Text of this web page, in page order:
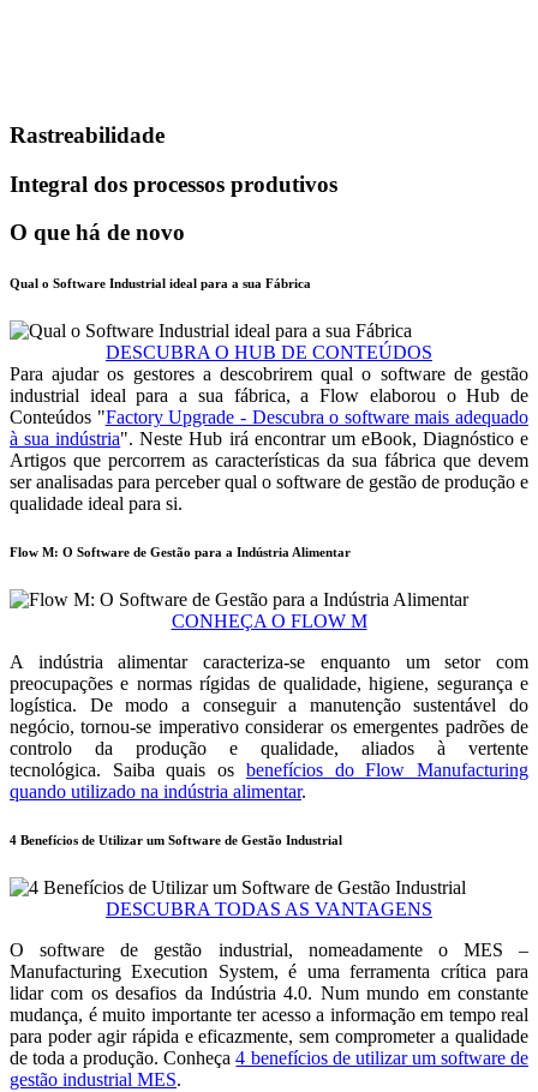
Rastreabilidade
Integral dos processos produtivos
O que há de novo
Qual o Software Industrial ideal para a sua Fábrica
DESCUBRA O HUB DE CONTEÚDOS
Para ajudar os gestores a descobrirem qual o software de gestão
industrial ideal para a sua fábrica, a Flow elaborou o Hub de
Conteúdos "Factory Upgrade - Descubra o software mais adequado
à sua indústria". Neste Hub irá encontrar um eBook, Diagnóstico e
Artigos que percorrem as características da sua fábrica que devem
ser analisadas para perceber qual o software de gestão de produção e
qualidade ideal para si.
Flow M: O Software de Gestão para a Indústria Alimentar
CONHEÇA O FLOW M
A indústria alimentar caracteriza-se enquanto um setor com
preocupações e normas rígidas de qualidade, higiene, segurança e
logística. De modo a conseguir a manutenção sustentável do
negócio, tornou-se imperativo considerar os emergentes padrões de
controlo da produção e qualidade, aliados à vertente
tecnológica. Saiba quais os benefícios do Flow Manufacturing
quando utilizado na indústria alimentar.
4 Benefícios de Utilizar um Software de Gestão Industrial
DESCUBRA TODAS AS VANTAGENS
O software de gestão industrial, nomeadamente o MES –
Manufacturing Execution System, é uma ferramenta crítica para
lidar com os desafios da Indústria 4.0. Num mundo em constante
mudança, é muito importante ter acesso a informação em tempo real
para poder agir rápida e eficazmente, sem comprometer a qualidade
de toda a produção. Conheça4 benefícios de utilizar um software de
gestão industrial MES.